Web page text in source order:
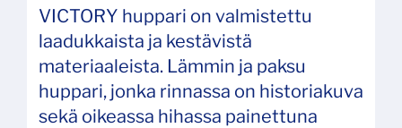
VICTORY huppari on valmistettu
laadukkaista ja kestävistä
materiaaleista. Lämmin ja paksu
huppari, jonka rinnassa on historiakuva
sekä oikeassa hihassa painettuna